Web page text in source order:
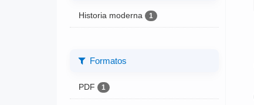
Historia moderna 1
Formatos
PDF 1